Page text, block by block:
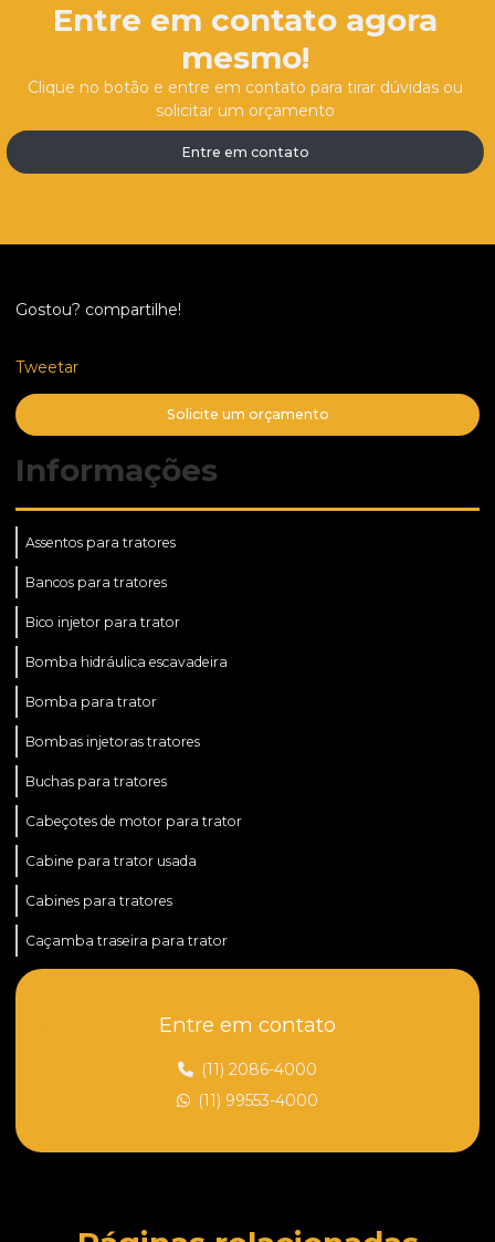
Entre em contato agora
mesmo!
Clique no botão e entre em contato para tirar dúvidas ou
solicitar um orçamento
Entre em contato
Gostou? compartilhe!
Tweetar
Solicite um orçamento
Informações
Assentos para tratores
Bancos para tratores
Bico injetor para trator
Bomba hidráulica escavadeira
Bomba para trator
Bombas injetoras tratores
Buchas para tratores
Cabeçotes de motor para trator
Cabine para trator usada
Cabines para tratores
Caçamba traseira para trator
Caçamba para trator preço
Capota florestal para trator de esteira
Cilindro hidráulico para tratores
Entre em contato
(11) 2086-4000
(11) 99553-4000